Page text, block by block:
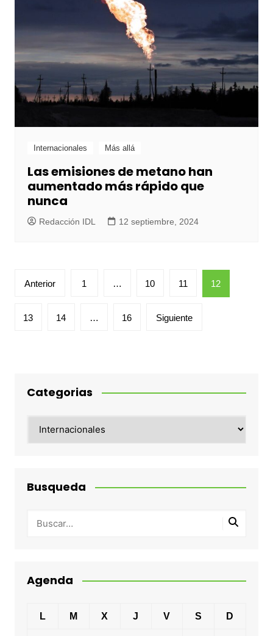
Internacionales Más allá
Las emisiones de metano han
aumentado más rápido que
nunca
Redacción IDL 12 septiembre, 2024
Paginación
entradas
Anterior 1 … 10 11 12
13 14 … 16 Siguiente
Categorias
Busqueda
Agenda
L M X J V S D